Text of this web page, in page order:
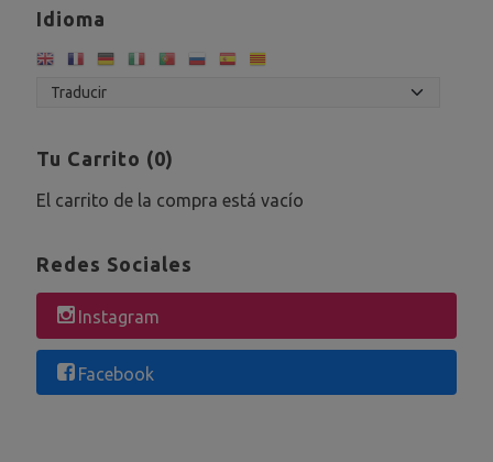
Idioma
Tu Carrito (0)
El carrito de la compra está vacío
Redes Sociales
Instagram
Facebook